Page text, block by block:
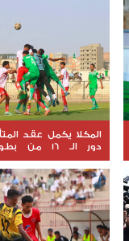
المكلا يكمل عقد
دور الـ 16
الجمهورية